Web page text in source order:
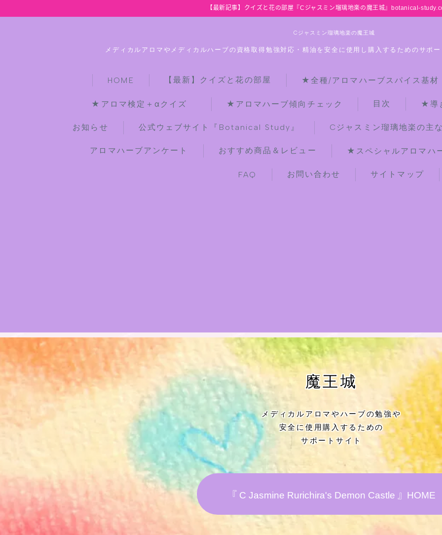
【最新記事】クイズと花の部屋『Cジャスミン瑠璃地楽の魔王城』botanical-
Cジャスミン瑠璃地楽の魔王城
メディカルアロマやメディカルハーブの資格取得勉強対応・精油を安全に使用し購入するためのサポ
HOME 【最新】クイズと花の部屋 ★全種/アロマハーブスパイス基
★アロマ検定＋αクイズ ★アロマハーブ傾向チェック 目次 ★導
お知らせ 公式ウェブサイト『Botanical Study』 Cジャスミン瑠璃地楽の主
アロマハーブアンケート おすすめ商品＆レビュー ★スペシャルアロマハ
FAQ お問い合わせ サイトマップ
【最新】クイズと花の部屋
★全種/アロマハーブスパイス基材 プ
お知らせ
公式ウェブサイト『Botanical Study』
Cジャスミン瑠璃地楽の主な活動先リン
ク集
プロフィール
アロマハーブアンケート
おすすめ商品＆レビュー
★スペシャルアロマハーブ４択クイズ
魔王城
メディカルアロマやハーブの勉強や
安全に使用購入するための
サポートサイト
『 C Jasmine Rurichira's Demon Castle 』HOME